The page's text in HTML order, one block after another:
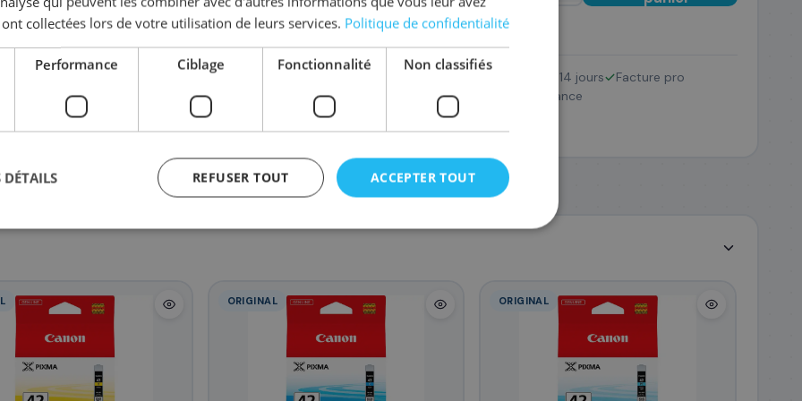
CLI-42Y Retour 14 jours
Facture pro
SAV France
ORIGINAL ORIGINAL
collectées lors de votre utilisation de leurs services. Politique de confidentialité
Performance Ciblage Fonctionnalité Non classifiés
ACCEPTER TOUT
REFUSER TOUT
DÉTAILS